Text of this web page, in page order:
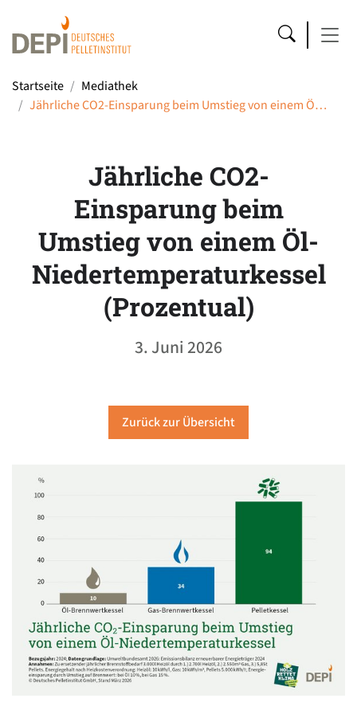
Startseite
Mediathek
Jährliche CO2-Einsparung beim Umstieg von einem Ö…
Jährliche CO2-
Einsparung beim
Umstieg von einem Öl-
Niedertemperaturkessel
(Prozentual)
3. Juni 2026
Zurück zur Übersicht